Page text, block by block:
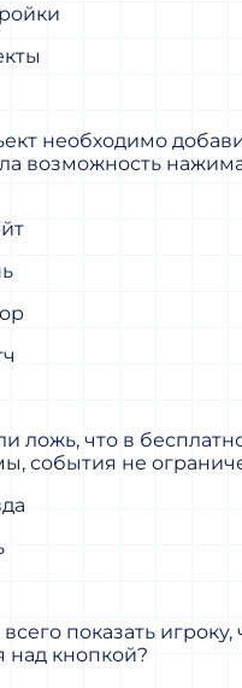
необходимо
возможность
ложь, что в
события не
показать игроку,
над кнопкой?